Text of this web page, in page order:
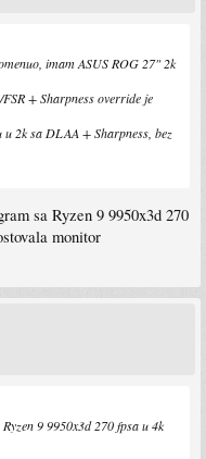
imam ASUS ROG 27" 2k
+ Sharpness override je
2k sa DLAA + Sharpness, bez
sa Ryzen 9 9950x3d 270
monitor
9 9950x3d 270 fpsa u 4k